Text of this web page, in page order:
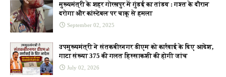
मुख्यमंत्री के शहर गोरखपुर में गुंडई का तांडव : गश्त के दौरान
दरोगा और कांस्टेबल पर चाकू से हमला
September 02, 2025
उपमुख्यमंत्री ने संतकबीरनगर डीएम को कार्रवाई के दिए आदेश,
गाटा संख्या 375 की गलत हिस्साकशी की होगी जांच
July 02, 2026